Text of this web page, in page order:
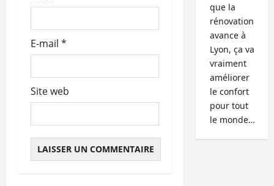
E-mail *
Site web
que la
rénovation
avance à
Lyon, ça va
vraiment
améliorer
le confort
pour tout
le monde…